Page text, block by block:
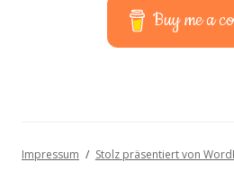
Buy me a
Impressum Stolz präsentiert von